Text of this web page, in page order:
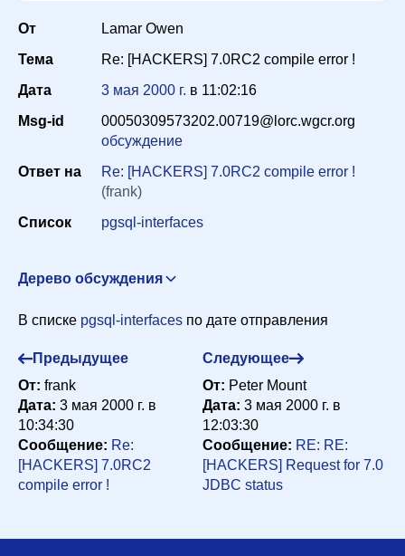
Период
Сортировка
От
Lamar Owen
Тема
Re: [HACKERS] 7.0RC2 compile error !
Дата
3 мая 2000 г. в 11:02:16
Msg-id
00050309573202.00719@lorc.wgcr.org
обсуждение
Ответ на
Re: [HACKERS] 7.0RC2 compile error !
(frank)
Список
pgsql-interfaces
Дерево обсуждения
<f.callaghan@ieee.org> 3 мая 2000 г. в 10:34:30
Re: [HACKERS] 7.0RC2 compile error ! Lamar Owen
В списке pgsql-interfaces по дате отправления
Предыдущее
От: frank
Дата: 3 мая 2000 г. в
10:34:30
Сообщение: Re:
[HACKERS] 7.0RC2
compile error !
Следующее
От: Peter Mount
Дата: 3 мая 2000 г. в
12:03:30
Сообщение: RE: RE:
[HACKERS] Request for 7.0
JDBC status